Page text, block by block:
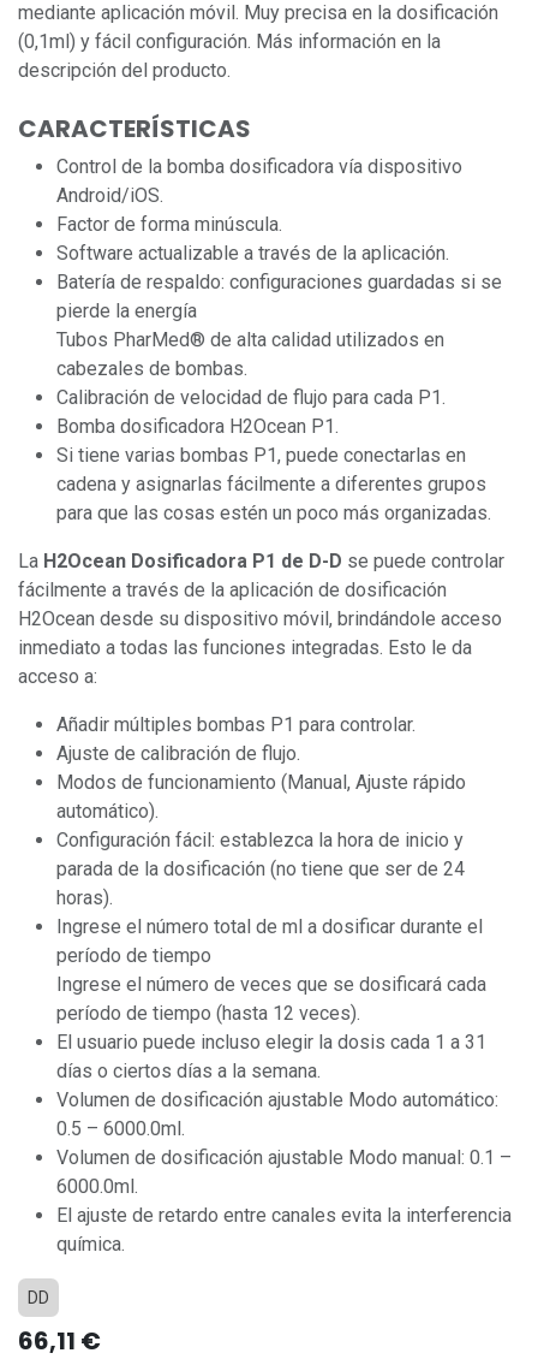
mediante aplicación móvil. Muy precisa en la dosificación
(0,1ml) y fácil configuración. Más información en la
descripción del producto.
CARACTERÍSTICAS
Control de la bomba dosificadora vía dispositivo
Android/iOS.
Factor de forma minúscula.
Software actualizable a través de la aplicación.
Batería de respaldo: configuraciones guardadas si se
pierde la energía
Tubos PharMed® de alta calidad utilizados en
cabezales de bombas.
Calibración de velocidad de flujo para cada P1.
Bomba dosificadora H2Ocean P1.
Si tiene varias bombas P1, puede conectarlas en
cadena y asignarlas fácilmente a diferentes grupos
para que las cosas estén un poco más organizadas.
La H2Ocean Dosificadora P1 de D-D se puede controlar
fácilmente a través de la aplicación de dosificación
H2Ocean desde su dispositivo móvil, brindándole acceso
inmediato a todas las funciones integradas. Esto le da
acceso a:
Añadir múltiples bombas P1 para controlar.
Ajuste de calibración de flujo.
Modos de funcionamiento (Manual, Ajuste rápido
automático).
Configuración fácil: establezca la hora de inicio y
parada de la dosificación (no tiene que ser de 24
horas).
Ingrese el número total de ml a dosificar durante el
período de tiempo
Ingrese el número de veces que se dosificará cada
período de tiempo (hasta 12 veces).
El usuario puede incluso elegir la dosis cada 1 a 31
días o ciertos días a la semana.
Volumen de dosificación ajustable Modo automático:
0.5 – 6000.0ml.
Volumen de dosificación ajustable Modo manual: 0.1 –
6000.0ml.
El ajuste de retardo entre canales evita la interferencia
química.
DD
66,11 €